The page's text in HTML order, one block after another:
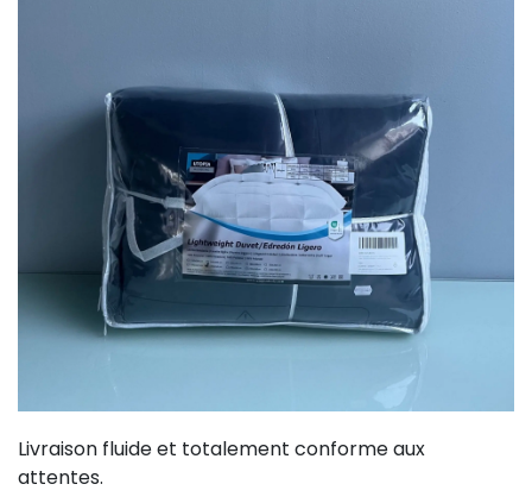
Livraison fluide et totalement conforme aux
attentes.